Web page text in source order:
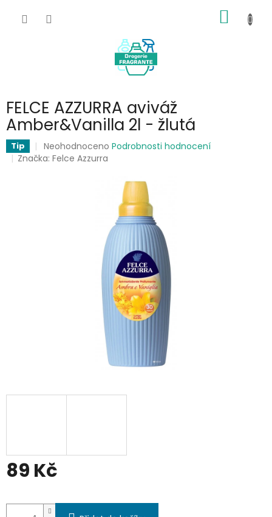
KOŠÍK
FELCE AZZURRA aviváž
Amber&Vanilla 2l - žlutá
Tip
Průměrné
hodnocení
Neohodnoceno Podrobnosti hodnocení
Značka:Felce Azzurra
89 Kč
cena: